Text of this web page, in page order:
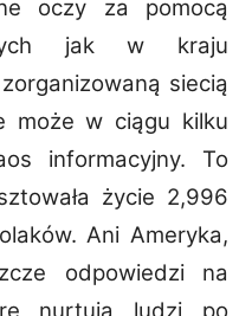
oczy za pomocą
jak w kraju
siecią
może w ciągu kilku
informacyjny. To
życie 2,996
Ani Ameryka,
odpowiedzi na
nurtują ludzi po